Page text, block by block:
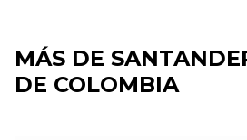
MÁS DE
DE COLOMBIA